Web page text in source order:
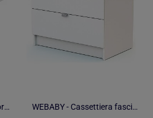
Cassetto combinato trasformabile su - BABYPRICE
WEBABY - Cassettiera fasciatoio 3 cassetti legno - Bianco -79 x 65,5 x 92 cm ALBA